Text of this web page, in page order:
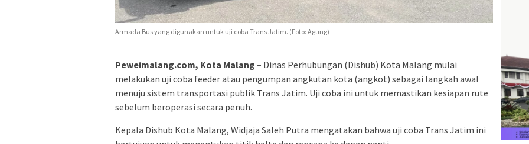
Armada Bus yang digunakan untuk uji coba Trans Jatim. (Foto: Agung)
Peweimalang.com, Kota Malang – Dinas Perhubungan (Dishub) Kota Malang mulai
melakukan uji coba feeder atau pengumpan angkutan kota (angkot) sebagai langkah awal
menuju sistem transportasi publik Trans Jatim. Uji coba ini untuk memastikan kesiapan rute
sebelum beroperasi secara penuh.
Kepala Dishub Kota Malang, Widjaja Saleh Putra mengatakan bahwa uji coba Trans Jatim ini